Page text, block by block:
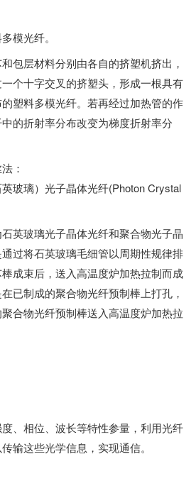
模光纤。
包层材料分别由各自的挤塑机挤出，
个十字交叉的挤塑头，形成一根具有
塑料多模光纤。若再经过加热管的作
的折射率分布改变为梯度折射率分
：
玻璃）光子晶体光纤(Photon Crystal
英玻璃光子晶体光纤和聚合物光子晶
过将石英玻璃毛细管以周期性规律排
成束后，送入高温度炉加热拉制而成
已制成的聚合物光纤预制棒上打孔，
合物光纤预制棒送入高温度炉加热拉
、相位、波长等特性参量，利用光纤
输这些光学信息，实现通信。